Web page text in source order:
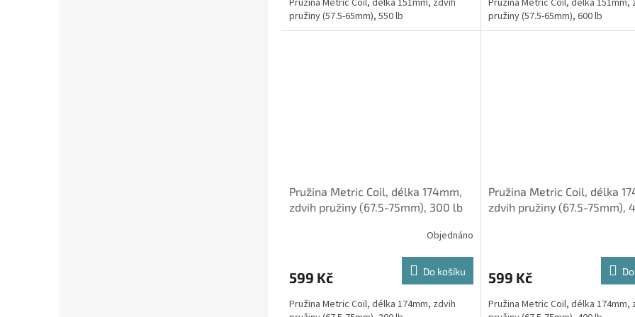
pružiny (57.5-65mm), 550 lb
pružiny (57.5-65mm), 600 lb
Pružina Metric Coil, délka 174mm,
zdvih pružiny (67.5-75mm), 300 lb
Objednáno
599 Kč Do košíku
Pružina Metric Coil, délka 174mm, zdvih
Pružina Metric Coil, délka
zdvih pružiny (67.5-75mm),
599 Kč
Pružina Metric Coil, délka 174mm,